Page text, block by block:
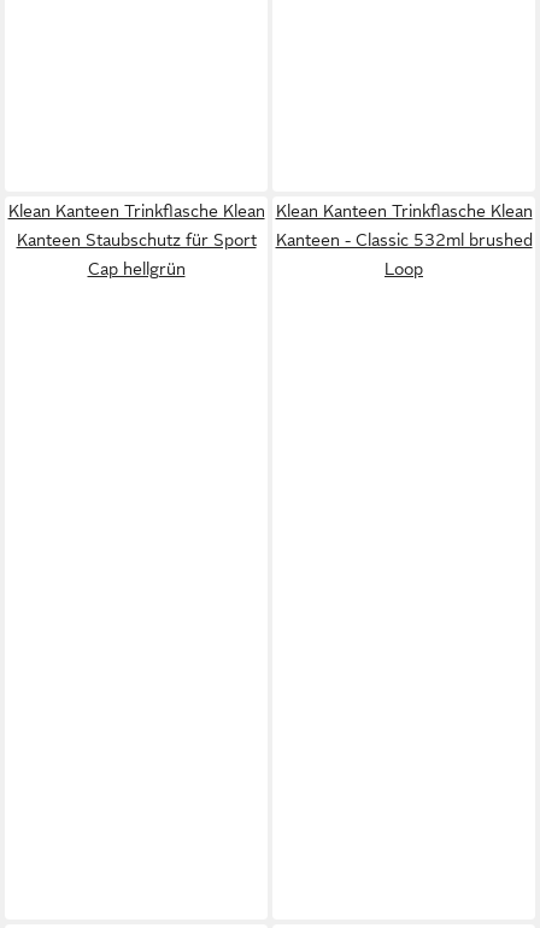
Klean Kanteen Trinkflasche Klean
Kanteen Staubschutz für Sport
Cap hellgrün
Klean Kanteen Trinkflasche Klean
Kanteen - Classic 532ml brushed
Loop